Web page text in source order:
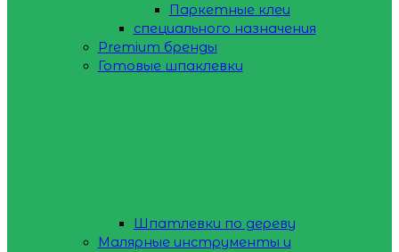
Паркетные клеи
специального назначения
Premium бренды
Готовые шпаклевки
Шпатлевки по дереву
Малярные инструменты и